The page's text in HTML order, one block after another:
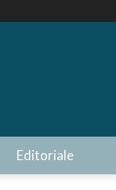
Editoriale